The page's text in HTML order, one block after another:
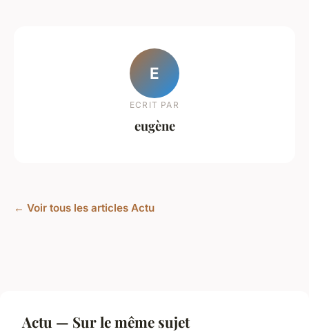
E
ECRIT PAR
eugène
← Voir tous les articles Actu
Actu — Sur le même sujet